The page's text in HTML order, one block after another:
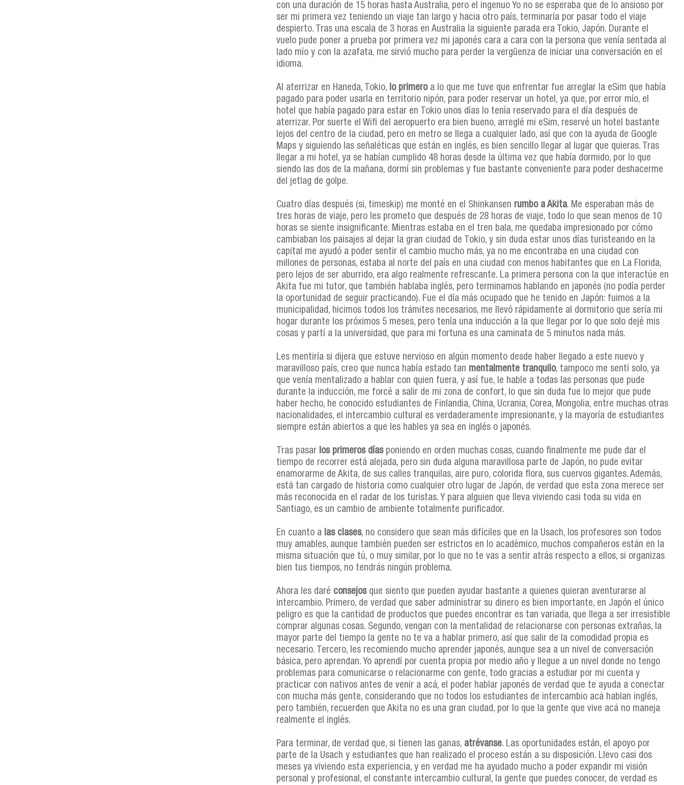
con una duración de 15 horas hasta Australia, pero el ingenuo Yo no se esperaba que de lo ansioso por
ser mi primera vez teniendo un viaje tan largo y hacia otro país, terminaría por pasar todo el viaje
despierto. Tras una escala de 3 horas en Australia la siguiente parada era Tokio, Japón. Durante el
vuelo pude poner a prueba por primera vez mi japonés cara a cara con la persona que venía sentada al
lado mío y con la azafata, me sirvió mucho para perder la vergüenza de iniciar una conversación en el
idioma.
Al aterrizar en Haneda, Tokio, lo primeroa lo que me tuve que enfrentar fue arreglar la eSim que había
pagado para poder usarla en territorio nipón, para poder reservar un hotel, ya que, por error mío, el
hotel que había pagado para estar en Tokio unos días lo tenía reservado para el día después de
aterrizar. Por suerte el Wifi del aeropuerto era bien bueno, arreglé mi eSim, reservé un hotel bastante
lejos del centro de la ciudad, pero en metro se llega a cualquier lado, así que con la ayuda de Google
Maps y siguiendo las señaléticas que están en inglés, es bien sencillo llegar al lugar que quieras. Tras
llegar a mi hotel, ya se habían cumplido 48 horas desde la última vez que había dormido, por lo que
siendo las dos de la mañana, dormí sin problemas y fue bastante conveniente para poder deshacerme
del jetlag de golpe.
Cuatro días después (si, timeskip) me monté en el Shinkansen rumbo a Akita. Me esperaban más de
tres horas de viaje, pero les prometo que después de 28 horas de viaje, todo lo que sean menos de 10
horas se siente insignificante. Mientras estaba en el tren bala, me quedaba impresionado por cómo
cambiaban los paisajes al dejar la gran ciudad de Tokio, y sin duda estar unos días turisteando en la
capital me ayudó a poder sentir el cambio mucho más, ya no me encontraba en una ciudad con
millones de personas, estaba al norte del país en una ciudad con menos habitantes que en La Florida,
pero lejos de ser aburrido, era algo realmente refrescante. La primera persona con la que interactúe en
Akita fue mi tutor, que también hablaba inglés, pero terminamos hablando en japonés (no podía perder
la oportunidad de seguir practicando). Fue el día más ocupado que he tenido en Japón: fuimos a la
municipalidad, hicimos todos los trámites necesarios, me llevó rápidamente al dormitorio que sería mi
hogar durante los próximos 5 meses, pero tenía una inducción a la que llegar por lo que solo dejé mis
cosas y partí a la universidad, que para mi fortuna es una caminata de 5 minutos nada más.
Les mentiría si dijera que estuve nervioso en algún momento desde haber llegado a este nuevo y
maravilloso país, creo que nunca había estado tan mentalmente tranquilo, tampoco me sentí solo, ya
que venía mentalizado a hablar con quien fuera, y así fue, le hable a todas las personas que pude
durante la inducción, me forcé a salir de mi zona de confort, lo que sin duda fue lo mejor que pude
haber hecho, he conocido estudiantes de Finlandia, China, Ucrania, Corea, Mongolia, entre muchas otras
nacionalidades, el intercambio cultural es verdaderamente impresionante, y la mayoría de estudiantes
siempre están abiertos a que les hables ya sea en inglés o japonés.
Tras pasar los primeros díasponiendo en orden muchas cosas, cuando finalmente me pude dar el
tiempo de recorrer está alejada, pero sin duda alguna maravillosa parte de Japón, no pude evitar
enamorarme de Akita, de sus calles tranquilas, aire puro, colorida flora, sus cuervos gigantes. Además,
está tan cargado de historia como cualquier otro lugar de Japón, de verdad que esta zona merece ser
más reconocida en el radar de los turistas. Y para alguien que lleva viviendo casi toda su vida en
Santiago, es un cambio de ambiente totalmente purificador.
En cuanto a las clases, no considero que sean más difíciles que en la Usach, los profesores son todos
muy amables, aunque también pueden ser estrictos en lo académico, muchos compañeros están en la
misma situación que tú, o muy similar, por lo que no te vas a sentir atrás respecto a ellos, si organizas
bien tus tiempos, no tendrás ningún problema.
Ahora les daré consejosque siento que pueden ayudar bastante a quienes quieran aventurarse al
intercambio. Primero, de verdad que saber administrar su dinero es bien importante, en Japón el único
peligro es que la cantidad de productos que puedes encontrar es tan variada, que llega a ser irresistible
comprar algunas cosas. Segundo, vengan con la mentalidad de relacionarse con personas extrañas, la
mayor parte del tiempo la gente no te va a hablar primero, así que salir de la comodidad propia es
necesario. Tercero, les recomiendo mucho aprender japonés, aunque sea a un nivel de conversación
básica, pero aprendan. Yo aprendí por cuenta propia por medio año y llegue a un nivel donde no tengo
problemas para comunicarse o relacionarme con gente, todo gracias a estudiar por mi cuenta y
practicar con nativos antes de venir a acá, el poder hablar japonés de verdad que te ayuda a conectar
con mucha más gente, considerando que no todos los estudiantes de intercambio acá hablan inglés,
pero también, recuerden que Akita no es una gran ciudad, por lo que la gente que vive acá no maneja
realmente el inglés.
Para terminar, de verdad que, si tienen las ganas, atrévanse. Las oportunidades están, el apoyo por
parte de la Usach y estudiantes que han realizado el proceso están a su disposición. Llevo casi dos
meses ya viviendo esta experiencia, y en verdad me ha ayudado mucho a poder expandir mi visión
personal y profesional, el constante intercambio cultural, la gente que puedes conocer, de verdad es